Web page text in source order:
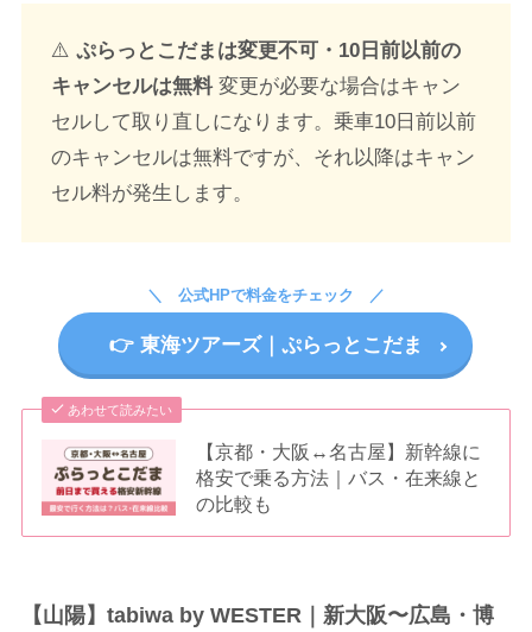
⚠️ぷらっとこだまは変更不可・10日前以前の
キャンセルは無料変更が必要な場合はキャン
セルして取り直しになります。乗車10日前以前
のキャンセルは無料ですが、それ以降はキャン
セル料が発生します。
公式HPで料金をチェック
👉️ 東海ツアーズ｜ぷらっとこだま
あわせて読みたい
【京都・大阪↔名古屋】新幹線に
格安で乗る方法｜バス・在来線と
の比較も
【山陽】tabiwa by WESTER｜新大阪〜広島・博